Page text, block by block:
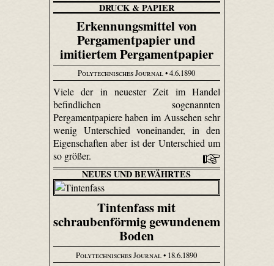
DRUCK & PAPIER
Erkennungsmittel von
Pergamentpapier und
imitiertem Pergamentpapier
Polytechnisches Journal• 4.6.1890
Viele der in neuester Zeit im Handel
befindlichen sogenannten
Pergamentpapiere haben im Aussehen sehr
wenig Unterschied voneinander, in den
Eigenschaften aber ist der Unterschied um
so größer.
NEUES UND BEWÄHRTES
Tintenfass mit
schraubenförmig gewundenem
Boden
Polytechnisches Journal• 18.6.1890